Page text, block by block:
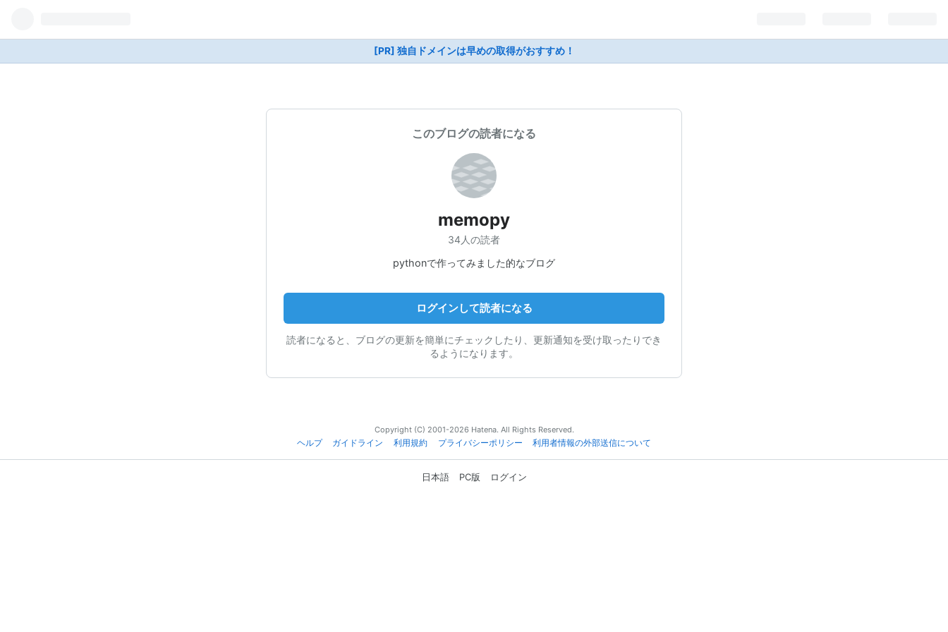
[PR] 独自ドメインは早めの取得がおすすめ！
このブログの読者になる
memopy
34人の読者
pythonで作ってみました的なブログ
ログインして読者になる
読者になると、ブログの更新を簡単にチェックしたり、更新通知を受け取ったりでき
るようになります。
Copyright (C) 2001-2026 Hatena. All Rights Reserved.
ヘルプ
ガイドライン 利用規約 プライバシーポリシー 利用者情報の外部送信について
日本語 PC版 ログイン